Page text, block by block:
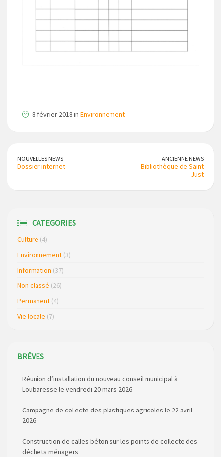
8 février 2018 in Environnement
NOUVELLES NEWS
Dossier internet
ANCIENNE NEWS
Bibliothèque de Saint
Just
CATEGORIES
Culture (4)
Environnement (3)
Information (37)
Non classé (26)
Permanent (4)
Vie locale (7)
BRÊVES
Réunion d’installation du nouveau conseil municipal à
Loubaresse le vendredi 20 mars 2026
Campagne de collecte des plastiques agricoles le 22 avril
2026
Construction de dalles béton sur les points de collecte des
déchets ménagers